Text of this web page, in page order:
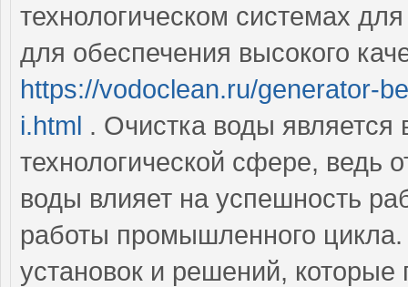
технологическом системах
для обеспечения высокого
https://vodoclean.ru/generator-
i.html . Очистка воды
технологической сфере, ведь
воды влияет на успешность
работы промышленного
установок и решений,